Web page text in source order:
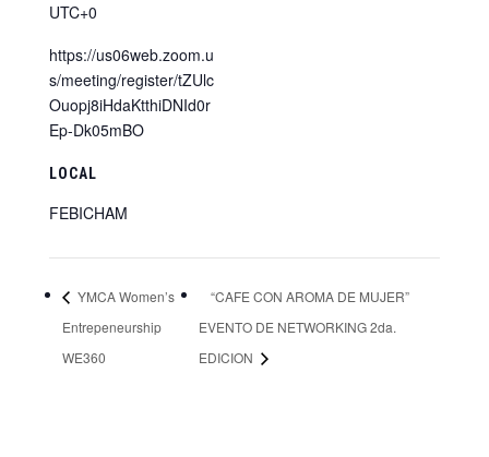
UTC+0
https://us06web.zoom.u
s/meeting/register/tZUlc
Ouopj8iHdaKtthiDNId0r
Ep-Dk05mBO
LOCAL
FEBICHAM
YMCA Women’s
Entrepeneurship
WE360
“CAFE CON AROMA DE MUJER”
EVENTO DE NETWORKING 2da.
EDICION